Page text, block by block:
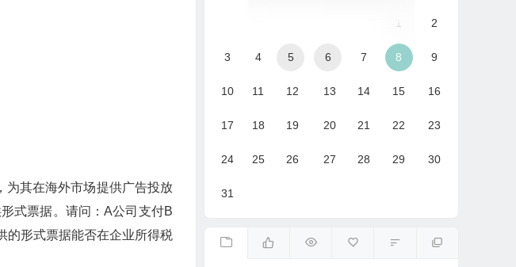
为其在海外市场提供广告投放
式票据。请问：A公司支付B
的形式票据能否在企业所得税
1 2
3 4 5 6 7 8 9
10 11 12 13 14 15 16
17 18 19 20 21 22 23
24 25 26 27 28 29 30
31